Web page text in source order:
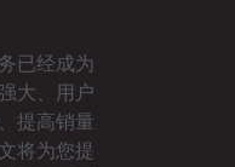
已经成为
大、用户
提高销量
将为您提